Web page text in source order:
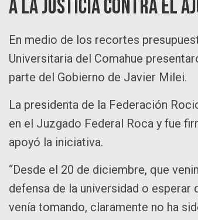
A la Justicia contra el
En medio de los recortes
Universitaria del Comahue
parte del Gobierno de Javier Milei.
La presidenta de la Federación
en el Juzgado Federal Roca y fue
apoyó la iniciativa.
“Desde el 20 de diciembre, que
defensa de la universidad o
venía tomando, claramente no ha